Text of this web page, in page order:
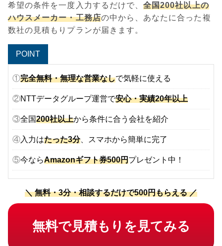
希望の条件を一度入力するだけで、全国200社以上の
ハウスメーカー・工務店の中から、あなたに合った複
数社の見積もりプランが届きます。
POINT
①完全無料・無理な営業なしで気軽に使える
②NTTデータグループ運営で安心・実績20年以上
③全国200社以上から条件に合う会社を紹介
④入力はたった3分、スマホから簡単に完了
⑤今ならAmazonギフト券500円プレゼント中！
＼ 無料・3分・相談するだけで500円もらえる ／
無料で見積もりを見てみる